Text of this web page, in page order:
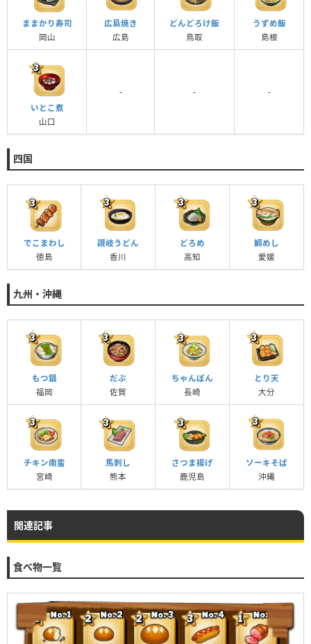
ままかり寿司
岡山
広島焼き
広島
どんどろけ飯
鳥取
うずめ飯
島根
いとこ煮
山口
- - -
四国
でこまわし
徳島
讃岐うどん
香川
どろめ
高知
鯛めし
愛媛
九州・沖縄
もつ鍋
福岡
だぶ
佐賀
ちゃんぽん
長崎
とり天
大分
チキン南蛮
宮崎
馬刺し
熊本
さつま揚げ
鹿児島
ソーキそば
沖縄
関連記事
食べ物一覧